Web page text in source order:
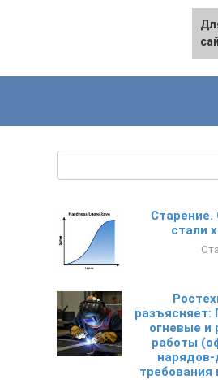
Старение.
стали
разъясняет:
огневые и
работы
нарядов-
требования